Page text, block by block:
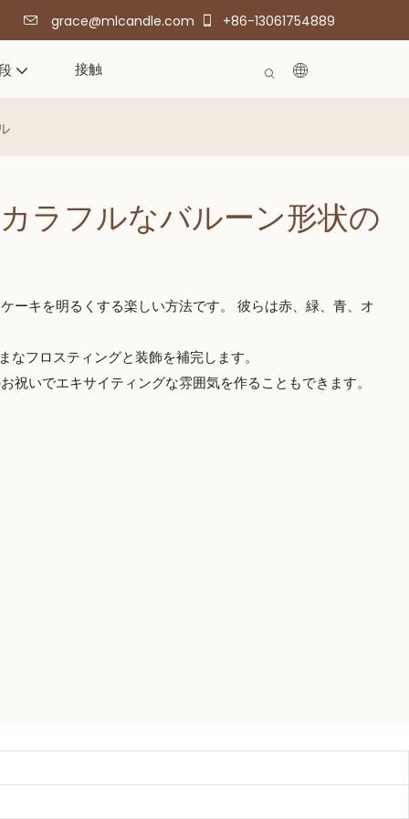
grace@mlcandle.com +86-13061754889
接触
ラフルなバルーン形状の
ーキを明るくする楽しい方法です。 彼らは赤、緑、青、オ
フロスティングと装飾を補完します。
いでエキサイティングな雰囲気を作ることもできます。